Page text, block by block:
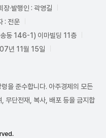
장·발행인 : 곽영길
: 전운
동 146-1) 이마빌딩 11층
년 11월 15일
을 준수합니다. 아주경제의 모든
무단전재, 복사, 배포 등을 금지합